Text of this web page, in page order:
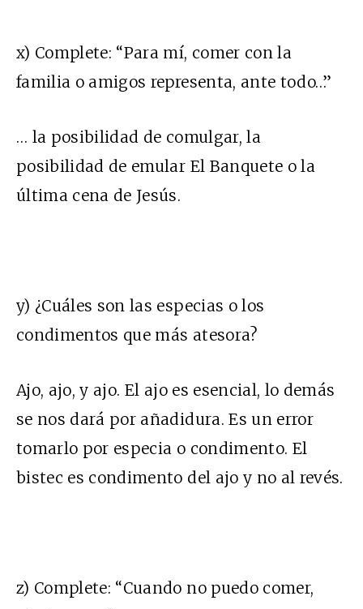
x) Complete: “Para mí, comer con la
familia o amigos representa, ante todo…”
… la posibilidad de comulgar, la
posibilidad de emular El Banquete o la
última cena de Jesús.
y) ¿Cuáles son las especias o los
condimentos que más atesora?
Ajo, ajo, y ajo. El ajo es esencial, lo demás
se nos dará por añadidura. Es un error
tomarlo por especia o condimento. El
bistec es condimento del ajo y no al revés.
z) Complete: “Cuando no puedo comer,